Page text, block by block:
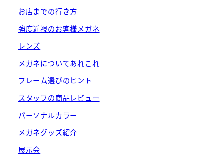
お店までの行き方
強度近視のお客様メガネ
レンズ
メガネについてあれこれ
フレーム選びのヒント
スタッフの商品レビュー
パーソナルカラー
メガネグッズ紹介
展示会